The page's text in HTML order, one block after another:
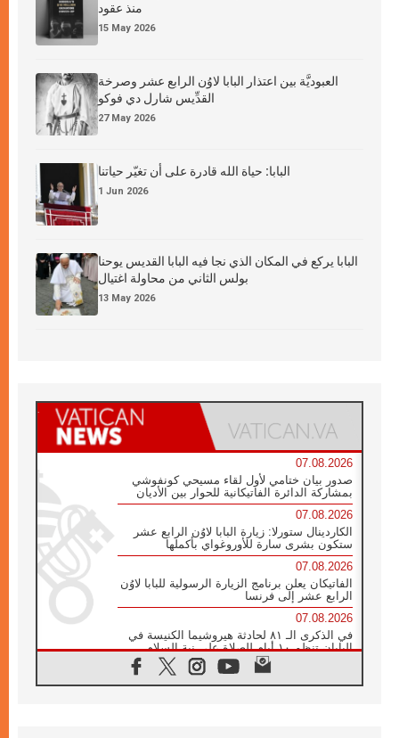
منذ عقود
15 May 2026
العبوديَّة بين اعتذار البابا لاوُن الرابع عشر وصرخة
القدِّيس شارل دي فوكو
27 May 2026
البابا: حياة الله قادرة على أن تغيّر حياتنا
1 Jun 2026
البابا يركع في المكان الذي نجا فيه البابا القديس يوحنا
بولس الثاني من محاولة اغتيال
13 May 2026
07.08.2026
صدور بيان ختامي لأول لقاء مسيحي كونفوشي
بمشاركة الدائرة الفاتيكانية للحوار بين الأديان
07.08.2026
الكاردينال ستورلا: زيارة البابا لاوُن الرابع عشر
ستكون بشرى سارة للأوروغواي بأكملها
07.08.2026
الفاتيكان يعلن برنامج الزيارة الرسولية للبابا لاوُن
الرابع عشر إلى فرنسا
07.08.2026
في الذكرى الـ ٨١ لحادثة هيروشيما الكنيسة في
اليابان تنظم ١٠ أيام للصلاة على نية السلام
الكنيسة في الأوروغواي: زيارة البابا ستعزز